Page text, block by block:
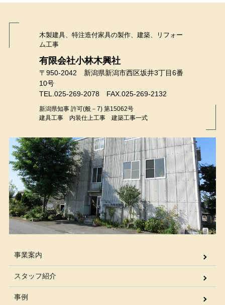
木製建具、特注造付家具の製作、建築、リフォー
ム工事
有限会社小林木興社
〒950-2042 新潟県新潟市西区坂井3丁目6番
10号
TEL.025-269-2078 FAX.025-269-2132
新潟県知事 許可(般－7) 第15062号
建具工事 内装仕上工事 建築工事一式
事業案内
スタッフ紹介
事例